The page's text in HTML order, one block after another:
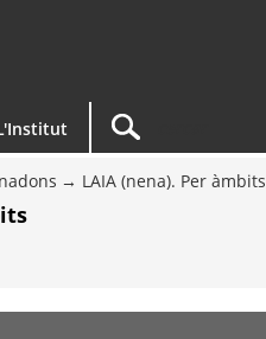
LAIA (nena). Per àmbits